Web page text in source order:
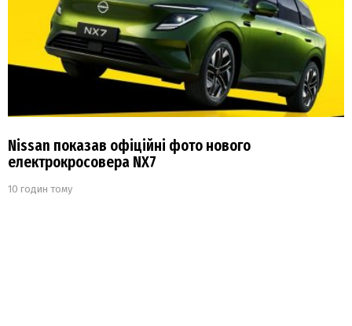
Nissan показав офіційні фото нового
електрокросовера NX7
10 годин тому